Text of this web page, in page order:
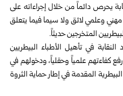
يحرص دائماً من خلال إجراءاته على
وعلمي لائق ولا سيما فيما يتعلق
المتخرجين حديثاً.
في تأهيل الأطباء البيطريين
كفاءتهم علمياً وحقلياً، ودخولهم في
المقدمة في إطار حماية الثروة